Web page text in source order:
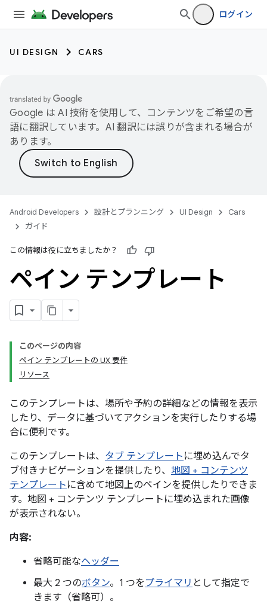
ログイン
UI DESIGN CARS
Google は AI 技術を使用して、コンテンツをご希望の言
語に翻訳しています。AI 翻訳には誤りが含まれる場合が
あります。
Android Developers 設計とプランニング UI Design
Cars
ガイド
この情報は役に立ちましたか？
ペイン テンプレート
このページの内容
ペイン テンプレートの UX 要件
リソース
このテンプレートは、場所や予約の詳細などの情報を表示
したり、データに基づいてアクションを実行したりする場
合に便利です。
このテンプレートは、 タブ テンプレート に埋め込んでタ
ブ付きナビゲーションを提供したり、 地図 + コンテンツ
テンプレート に含めて地図上のペインを提供したりできま
す。地図 + コンテンツ テンプレートに埋め込まれた画像
が表示されない。
内容:
省略可能なヘッダー
最大 2 つのボタン。1 つを プライマリ として指定で
きます（省略可）。